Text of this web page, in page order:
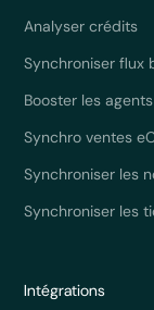
Analyser crédits
Synchroniser flux
Booster les
Synchro ventes
Synchroniser les
Synchroniser les
Intégrations